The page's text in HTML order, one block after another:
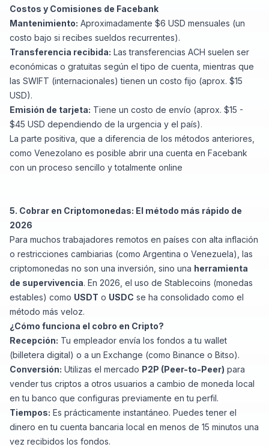
Costos y Comisiones de Facebank
Mantenimiento: Aproximadamente $6 USD mensuales (un
costo bajo si recibes sueldos recurrentes).
Transferencia recibida: Las transferencias ACH suelen ser
económicas o gratuitas según el tipo de cuenta, mientras que
las SWIFT (internacionales) tienen un costo fijo (aprox. $15
USD).
Emisión de tarjeta: Tiene un costo de envío (aprox. $15 -
$45 USD dependiendo de la urgencia y el país).
La parte positiva, que a diferencia de los métodos anteriores,
como Venezolano es posible abrir una cuenta en Facebank
con un proceso sencillo y totalmente online
5. Cobrar en Criptomonedas: El método más rápido de
2026
Para muchos trabajadores remotos en países con alta inflación
o restricciones cambiarias (como Argentina o Venezuela), las
criptomonedas no son una inversión, sino una herramienta
de supervivencia. En 2026, el uso de Stablecoins (monedas
estables) como USDT o USDC se ha consolidado como el
método más veloz.
¿Cómo funciona el cobro en Cripto?
Recepción: Tu empleador envía los fondos a tu wallet
(billetera digital) o a un Exchange (como Binance o Bitso).
Conversión: Utilizas el mercado P2P (Peer-to-Peer) para
vender tus criptos a otros usuarios a cambio de moneda local
en tu banco que configuras previamente en tu perfil.
Tiempos: Es prácticamente instantáneo. Puedes tener el
dinero en tu cuenta bancaria local en menos de 15 minutos una
vez recibidos los fondos.